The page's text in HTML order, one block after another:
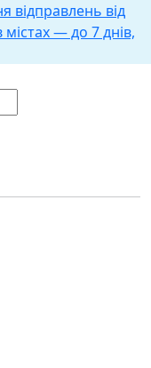
відправлень від
— до 7 днів,